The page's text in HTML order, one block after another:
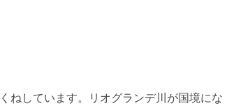
ねしています。リオグランデ川が国境にな